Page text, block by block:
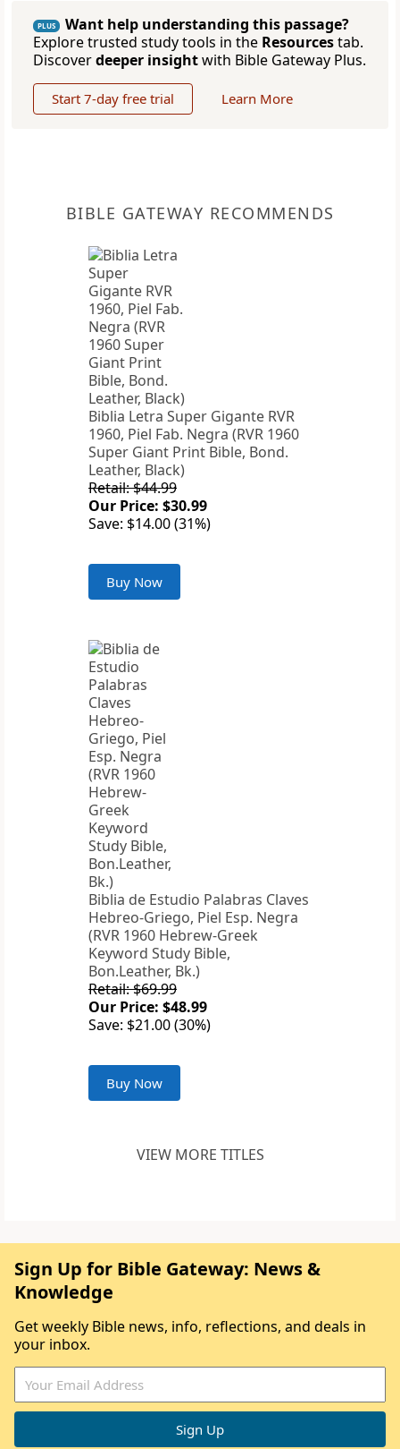
PLUS
Want help understanding this passage?
Explore trusted study tools in the Resourcestab.
Discoverdeeper insightwith Bible Gateway Plus.
Start 7-day free trial Learn More
BIBLE GATEWAY RECOMMENDS
Biblia Letra Super Gigante RVR
1960, Piel Fab. Negra (RVR 1960
Super Giant Print Bible, Bond.
Leather, Black)
Retail: $44.99
Our Price: $30.99
Save: $14.00 (31%)
Buy Now
Biblia de Estudio Palabras Claves
Hebreo-Griego, Piel Esp. Negra
(RVR 1960 Hebrew-Greek
Keyword Study Bible,
Bon.Leather, Bk.)
Retail: $69.99
Our Price: $48.99
Save: $21.00 (30%)
Buy Now
VIEW MORE TITLES
Sign Up for Bible Gateway: News &
Knowledge
Get weekly Bible news, info, reflections, and deals in
your inbox.